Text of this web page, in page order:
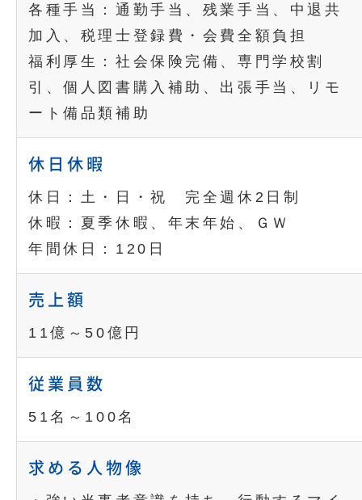
各種手当：通勤手当、残業手当、中退共
加入、税理士登録費・会費全額負担
福利厚生：社会保険完備、専門学校割
引、個人図書購入補助、出張手当、リモ
ート備品類補助
休日休暇
休日：土・日・祝 完全週休2日制
休暇：夏季休暇、年末年始、ＧＷ
年間休日：120日
売上額
11億～50億円
従業員数
51名～100名
求める人物像